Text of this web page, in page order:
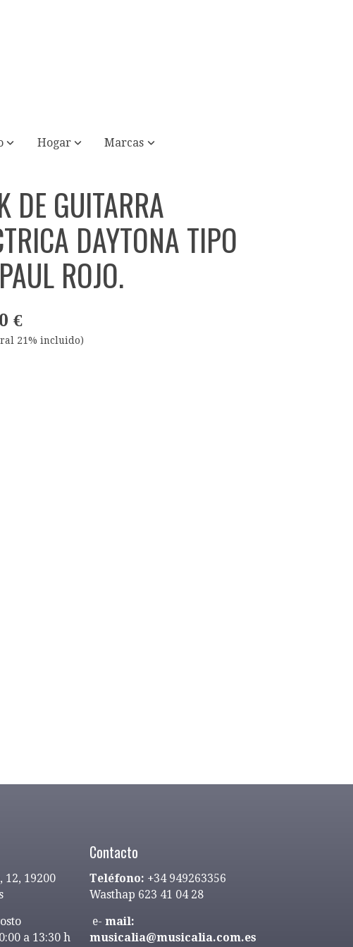
Hogar Marcas
DE GUITARRA
DAYTONA TIPO
ROJO.
€
21% incluido)
12, 19200
a 13:30 h
Contacto
Teléfono: +34 949263356
Wasthap 623 41 04 28
e- mail:
musicalia@musicalia.com.es